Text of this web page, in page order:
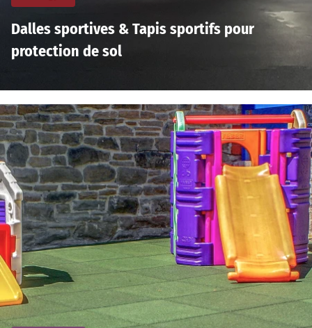
Dalles sportives & Tapis sportifs pour
protection de sol